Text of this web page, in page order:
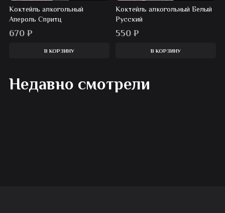
Коктейль алкогольный
Апероль Спритц
670 ₽
В КОРЗИНУ
Коктейль алкогольный Белый
Русский
550₽
В КОРЗИНУ
Недавно смотрели